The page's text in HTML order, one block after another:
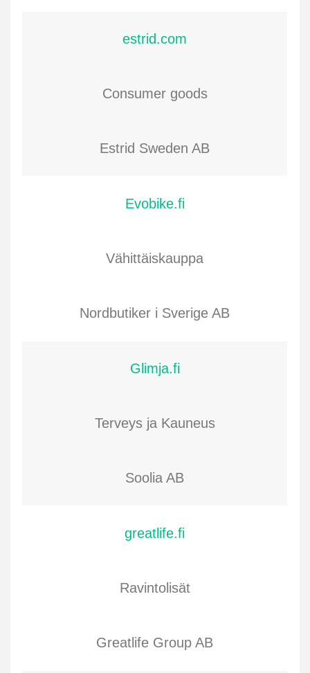
estrid.com
Consumer goods
Estrid Sweden AB
Evobike.fi
Vähittäiskauppa
Nordbutiker i Sverige AB
Glimja.fi
Terveys ja Kauneus
Soolia AB
greatlife.fi
Ravintolisät
Greatlife Group AB